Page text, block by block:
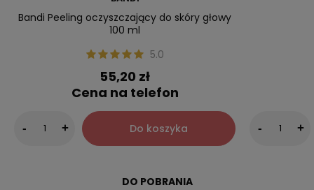
Bandi Peeling oczyszczający do skóry głowy
100 ml
5.0
55,20 zł
Cena na telefon
- + Do koszyka - +
DO POBRANIA